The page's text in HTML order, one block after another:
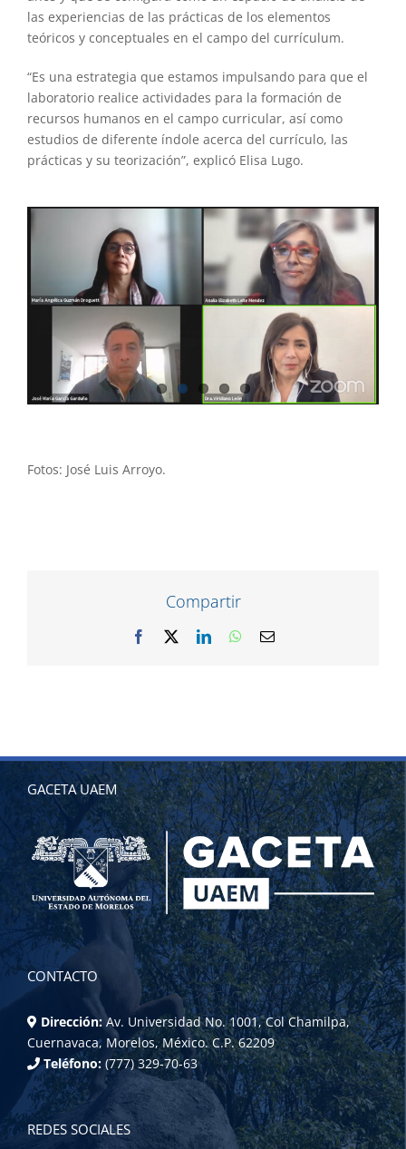
las experiencias de las prácticas de los elementos
teóricos y conceptuales en el campo del currículum.
“Es una estrategia que estamos impulsando para que el
laboratorio realice actividades para la formación de
recursos humanos en el campo curricular, así como
estudios de diferente índole acerca del currículo, las
prácticas y su teorización”, explicó Elisa Lugo.
Fotos: José Luis Arroyo.
Compartir
Facebook LinkedInWhatsApp
Correo
GACETA UAEM
CONTACTO
Dirección: Av. Universidad No. 1001, Col Chamilpa,
Cuernavaca, Morelos, México. C.P. 62209
Teléfono: (777) 329-70-63
REDES SOCIALES